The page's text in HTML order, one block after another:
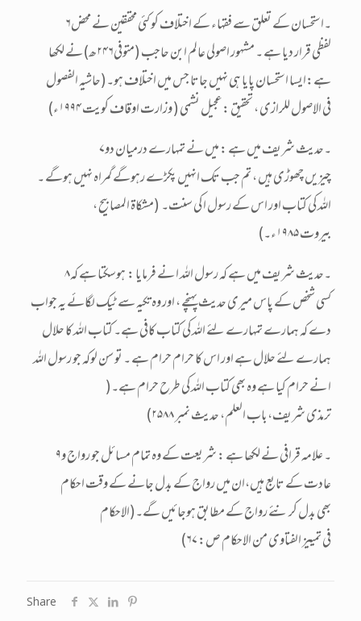
۶۔استحسان کے تعلق سے فقہاء کے اختلاف کو کئی محققین نے محض
لفظی قرار دیا ہے ۔ مشہور اصولی عالم ابن حاجب (متوفی۲۴۶ھ)نے لکھا
ہے:ایسا استحسان پایا ہی نہیں جاتا جس میں اختلاف ہو۔(حاشیہ الفصول
فی الاصول للرازی ، تحقیق :عجیل نشمی ( وزارت اوقاف کویت ۱۹۹۴ء)
۷۔حدیث شریف میں ہے : میں نے تمہارے درمیان دو
چیزیں چھوڑی ہیں ، تم جب تک انہیں پکڑے رہوگے گمراہ نہیں ہوگے ۔
اللہ کی کتاب اور اس کے رسول ا کی سنت۔ (مشکاۃ المصابیح ،
بیروت ۱۹۸۵ء۔)
۸۔حدیث شریف میں ہے کہ رسول اللہ ا نے فرمایا : ہوسکتا ہے کہ
کسی شخص کے پاس میری حدیث پہنچے ، اور وہ تکیہ سے ٹیک لگائے یہ جواب
دے کہ ہمارے تمہارے لئے اللہ کی کتاب کافی ہے۔ کتاب اللہ کا حلال
ہمارے لئے حلال ہے اور اس کا حرام حرام ہے ۔ تو سن لوکہ جو رسول اللہ
ا نے حرام کیا ہے وہ بھی کتاب اللہ کی طرح حرام ہے۔(
ترمذی شریف،باب العلم، حدیث نمبر ۲۵۸۸)
۹۔ علامہ قرافی نے لکھا ہے : شریعت کے وہ تمام مسائل جو رواج و
عادت کے تابع ہیں،ان میں رواج کے بدل جانے کے وقت احکام
بھی بدل کر نئے رواج کے مطابق ہوجائیں گے۔(الاحکام
فی تمییز الفتاوی من الاحکام ص: ۶۷)
Share